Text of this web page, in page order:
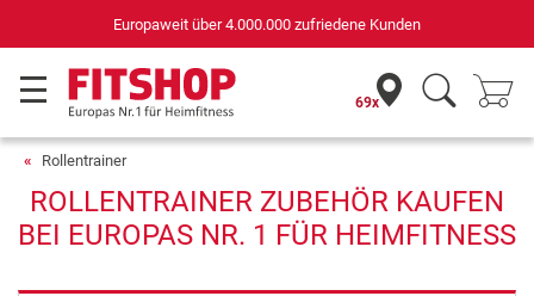
Europaweit über 4.000.000 zufriedene Kunden
69x
Rollentrainer
ROLLENTRAINER ZUBEHÖR KAUFEN
BEI EUROPAS NR. 1 FÜR HEIMFITNESS